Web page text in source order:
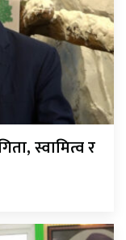
स्वामित्व र